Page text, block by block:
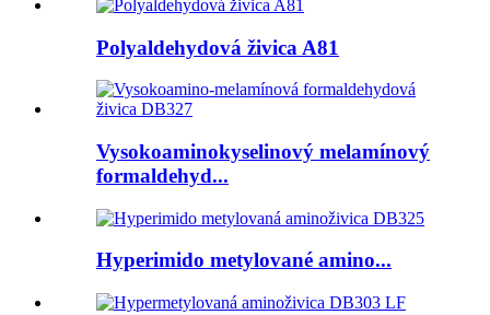
Polyaldehydová živica A81
Vysokoaminokyselinový melamínový
formaldehyd...
Hyperimido metylované amino...